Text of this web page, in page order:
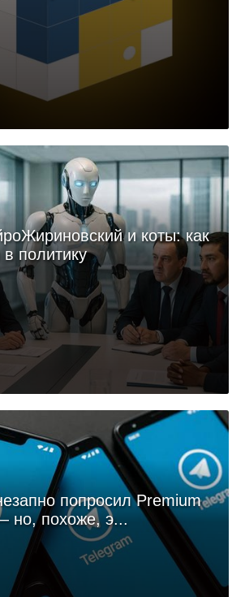
и коты: как
политику
попросил Premium
но, похоже, э...